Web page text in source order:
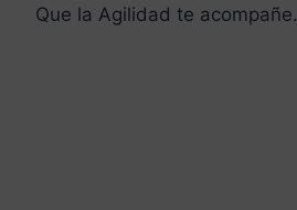
Que la Agilidad te acompañe.